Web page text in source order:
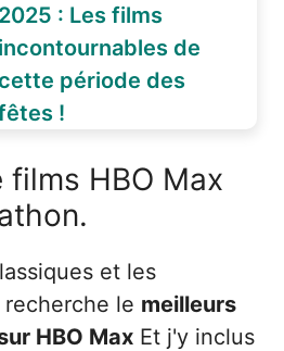
2025 : Les films
incontournables de
période des
!
HBO Max
et les
le meilleurs
HBO Max Et j'y inclus